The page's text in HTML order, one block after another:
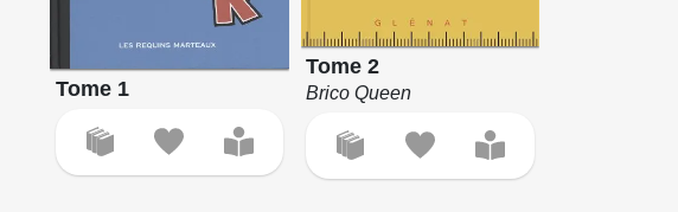
Tome 1
Tome 2
Brico Queen